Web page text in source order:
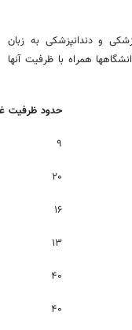
پزشکی و دندانپزشکی به زبان
همراه با ظرفیت آنها
حدود ظرفیت
۹
۲۰
۱۶
۱۳
۴۰
۴۰